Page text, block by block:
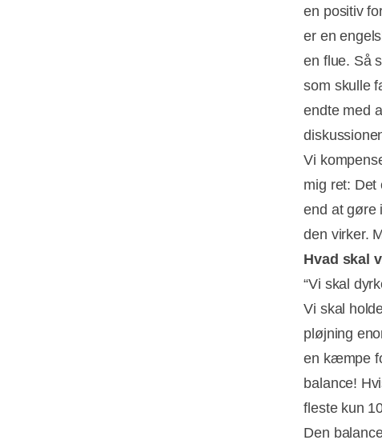
en positiv
er en
en flue. Så
som skulle
endte med
Vi
mig ret: Det
end at gøre
den virker.
Hvad skal
“Vi skal
Vi skal
pløjning
en kæmpe
balance!
fleste kun
Den